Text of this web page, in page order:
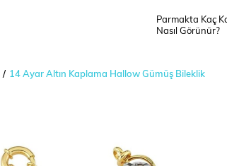
Parmakta Kaç
Nasıl Görünür?
14 Ayar Altın Kaplama Hallow Gümüş Bileklik